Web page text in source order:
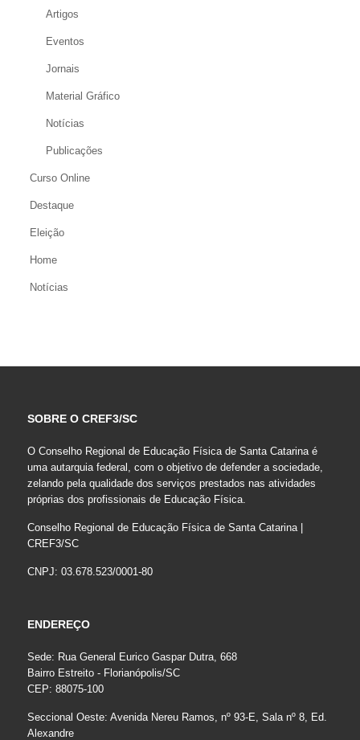
Artigos
Eventos
Jornais
Material Gráfico
Notícias
Publicações
Curso Online
Destaque
Eleição
Home
Notícias
SOBRE O CREF3/SC
O Conselho Regional de Educação Física de Santa Catarina é
uma autarquia federal, com o objetivo de defender a sociedade,
zelando pela qualidade dos serviços prestados nas atividades
próprias dos profissionais de Educação Física.
Conselho Regional de Educação Física de Santa Catarina |
CREF3/SC
CNPJ: 03.678.523/0001-80
ENDEREÇO
Sede: Rua General Eurico Gaspar Dutra, 668
Bairro Estreito - Florianópolis/SC
CEP: 88075-100
Seccional Oeste: Avenida Nereu Ramos, nº 93-E, Sala nº 8, Ed.
Alexandre